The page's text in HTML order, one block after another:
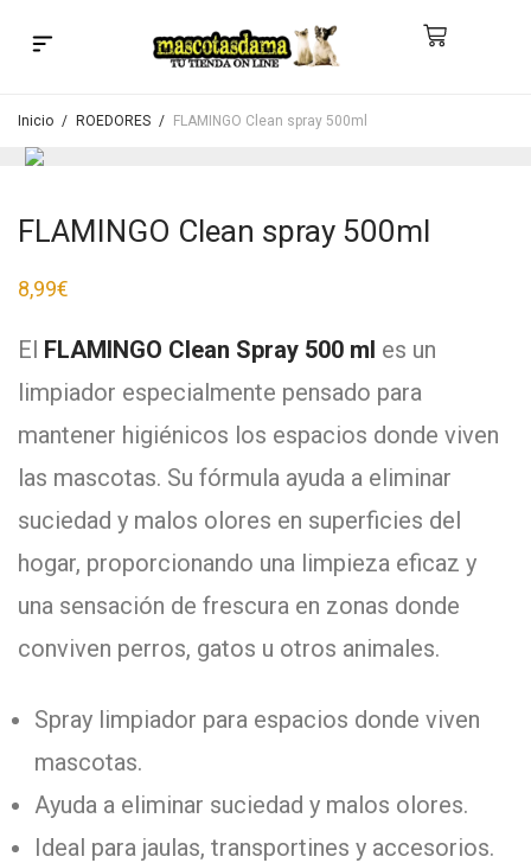
Inicio / ROEDORES / FLAMINGO Clean spray 500ml
FLAMINGO Clean spray 500ml
8,99€
El FLAMINGO Clean Spray 500 ml es un
limpiador especialmente pensado para
mantener higiénicos los espacios donde viven
las mascotas. Su fórmula ayuda a eliminar
suciedad y malos olores en superficies del
hogar, proporcionando una limpieza eficaz y
una sensación de frescura en zonas donde
conviven perros, gatos u otros animales.
Spray limpiador para espacios donde viven
mascotas.
Ayuda a eliminar suciedad y malos olores.
Ideal para jaulas, transportines y accesorios.